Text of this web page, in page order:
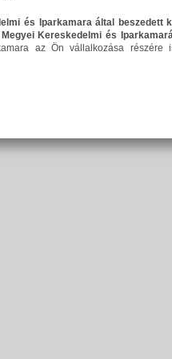
és Iparkamara által beszedett
Kereskedelmi és
az Ön vállalkozása részére